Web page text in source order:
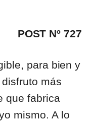
POST Nº 727
para bien y
más
que fabrica
mismo. A lo